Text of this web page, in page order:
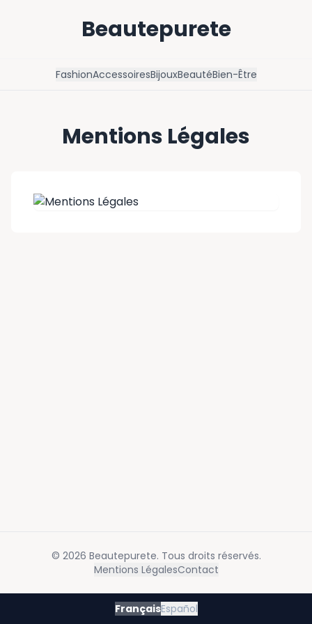
Beautepurete
FashionAccessoiresBijouxBeautéBien-Être
Mentions Légales
© 2026 Beautepurete. Tous droits réservés.
Mentions LégalesContact
FrançaisEspañol